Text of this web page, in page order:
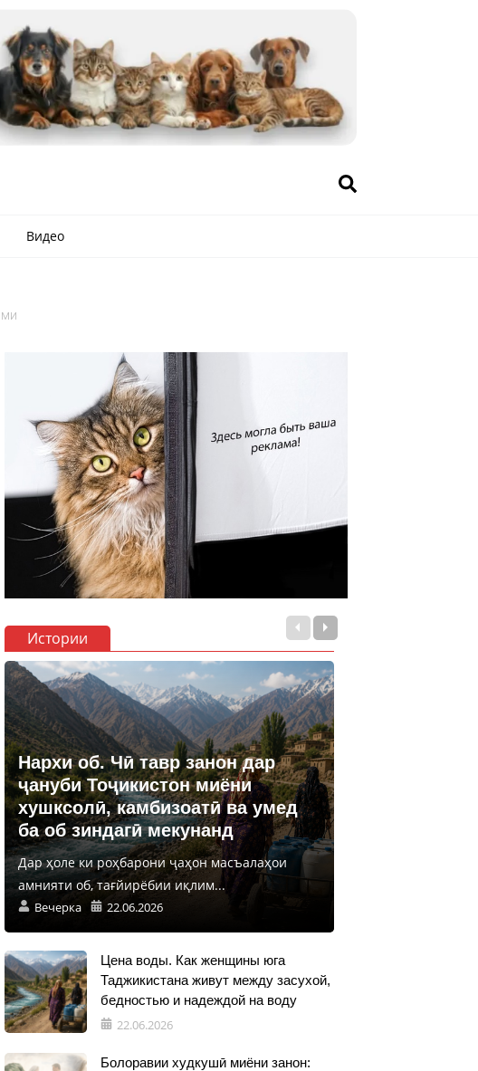
Видео
Истории
Нархи об. Чӣ тавр занон дар
ҷануби Тоҷикистон миёни
хушксолӣ, камбизоатӣ ва умед
ба об зиндагӣ мекунанд
Дар ҳоле ки роҳбарони ҷаҳон масъалаҳои
амнияти об, тағйирёбии иқлим...
Вечерка 22.06.2026
Цена воды. Как женщины юга
Таджикистана живут между засухой,
бедностью и надеждой на воду
22.06.2026
Болоравии худкушӣ миёни занон: